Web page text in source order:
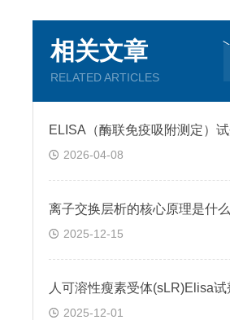
相关文章
RELATED ARTICLES
2026-04-08
离子交换层析的核心原理是什么
2025-12-15
2025-12-01